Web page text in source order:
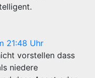
21:48 Uhr
vorstellen dass
niedere